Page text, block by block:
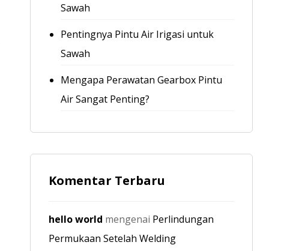
Sawah
Pentingnya Pintu Air Irigasi untuk
Sawah
Mengapa Perawatan Gearbox Pintu
Air Sangat Penting?
Komentar Terbaru
hello world mengenai Perlindungan
Permukaan Setelah Welding